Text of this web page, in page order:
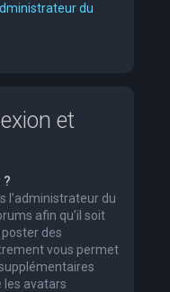
du
et
?
l’administrateur du
afin qu’il soit
des
vous permet
les avatars